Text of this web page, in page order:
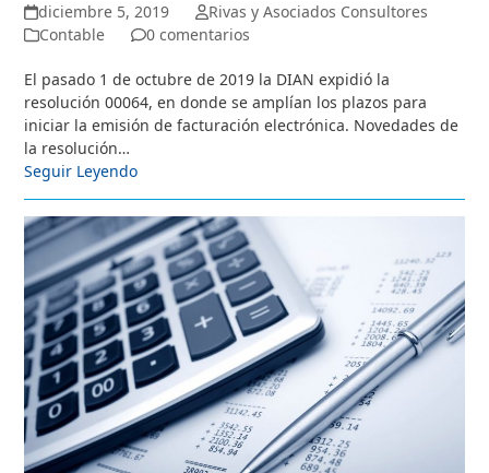
diciembre 5, 2019
Rivas y Asociados Consultores
Contable
0 comentarios
El pasado 1 de octubre de 2019 la DIAN expidió la
resolución 00064, en donde se amplían los plazos para
iniciar la emisión de facturación electrónica. Novedades de
la resolución…
Seguir Leyendo